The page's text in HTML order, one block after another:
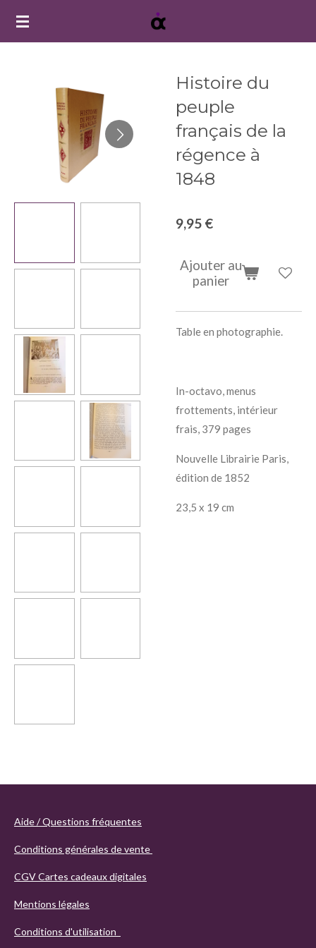
Passer
Histoire du
peuple
français de la
régence à
1848
9,95 €
Ajouter au
panier
Table en photographie.
In-octavo, menus
frottements, intérieur
frais, 379 pages
Nouvelle Librairie Paris,
édition de 1852
23,5 x 19 cm
Aide / Questions fréquentes
Conditions générales de vente
CGV Cartes cadeaux digitales
Mentions légales
Conditions d'utilisation